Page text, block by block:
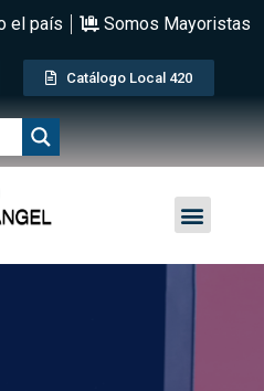
el país Somos Mayoristas
Catálogo Local 420